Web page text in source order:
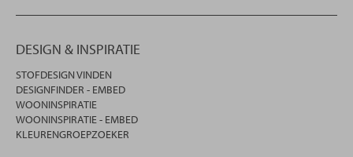
DESIGN & INSPIRATIE
STOFDESIGN VINDEN
DESIGNFINDER - EMBED
WOONINSPIRATIE
WOONINSPIRATIE - EMBED
KLEURENGROEPZOEKER